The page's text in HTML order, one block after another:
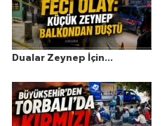
Dualar Zeynep İçin...